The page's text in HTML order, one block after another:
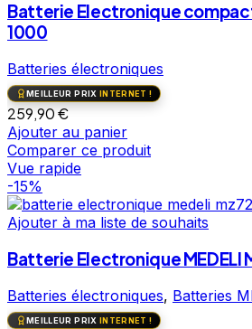
Batterie Electronique
1000
Batteries électroniques
MEILLEUR PRIX INTERNET !
259,90€
Ajouter au panier
Comparer ce produit
Vue rapide
-15%
Ajouter à ma liste de souhaits
Batterie Electronique MEDELI
Batteries électroniques, Batteries
MEILLEUR PRIX INTERNET !